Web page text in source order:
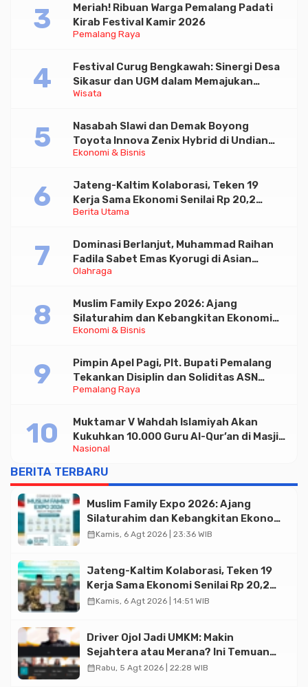
Pemalang Raya
Meriah! Ribuan Warga Pemalang Padati
Kirab Festival Kamir 2026
Wisata
Festival Curug Bengkawah: Sinergi Desa
Sikasur dan UGM dalam Memajukan
Wisata serta UMKM Lokal
Ekonomi & Bisnis
Nasabah Slawi dan Demak Boyong
Toyota Innova Zenix Hybrid di Undian
Tabungan Bima Bank Jateng
Berita Utama
Jateng-Kaltim Kolaborasi, Teken 19
Kerja Sama Ekonomi Senilai Rp 20,2
Triliun
Olahraga
Dominasi Berlanjut, Muhammad Raihan
Fadila Sabet Emas Kyorugi di Asian
Taekwondo Indonesia Open 2026
Ekonomi & Bisnis
Muslim Family Expo 2026: Ajang
Silaturahim dan Kebangkitan Ekonomi
Halal di Jakarta
Pemalang Raya
Pimpin Apel Pagi, Plt. Bupati Pemalang
Tekankan Disiplin dan Soliditas ASN
untuk Pelayanan Publik
Nasional
Muktamar V Wahdah Islamiyah Akan
Kukuhkan 10.000 Guru Al-Qur’an di Masjid
Istiqlal
BERITA TERBARU
Muslim Family Expo 2026: Ajang
Silaturahim dan Kebangkitan Ekonomi
Halal di Jakarta
calendar_monthKamis, 6 Agt 2026 | 23:36 WIB
Jateng-Kaltim Kolaborasi, Teken 19
Kerja Sama Ekonomi Senilai Rp 20,2
Triliun
calendar_monthKamis, 6 Agt 2026 | 14:51 WIB
Driver Ojol Jadi UMKM: Makin
Sejahtera atau Merana? Ini Temuan
Diskusi Paramadina
calendar_monthRabu, 5 Agt 2026 | 22:28 WIB